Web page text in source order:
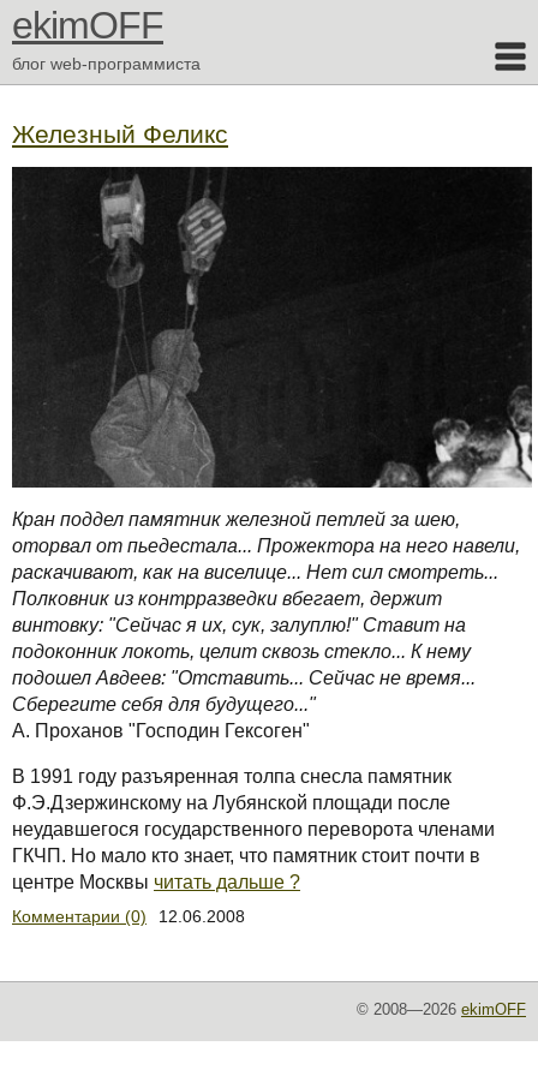
ekimOFF
блог web-программиста
Железный Феликс
Кран поддел памятник железной петлей за шею,
оторвал от пьедестала... Прожектора на него навели,
раскачивают, как на виселице... Нет сил смотреть...
Полковник из контрразведки вбегает, держит
винтовку: "Сейчас я их, сук, залуплю!" Ставит на
подоконник локоть, целит сквозь стекло... К нему
подошел Авдеев: "Отставить... Сейчас не время...
Сберегите себя для будущего..."
А. Проханов "Господин Гексоген"
В 1991 году разъяренная толпа снесла памятник
Ф.Э.Дзержинскому на Лубянской площади после
неудавшегося государственного переворота членами
ГКЧП. Но мало кто знает, что памятник стоит почти в
центре Москвы читать дальше ?
Комментарии (0) 12.06.2008
© 2008—2026 ekimOFF